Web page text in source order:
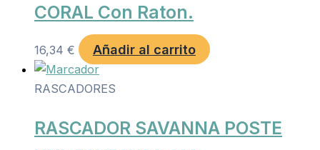
CORAL Con Raton.
16,34 € Añadir al carrito
RASCADORES
RASCADOR SAVANNA POSTE